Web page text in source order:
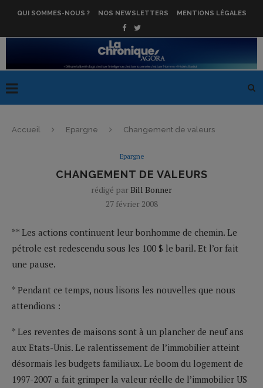
QUI SOMMES-NOUS ? NOS NEWSLETTERS MENTIONS LÉGALES
Accueil Epargne Changement de valeurs
Epargne
CHANGEMENT DE VALEURS
rédigé par Bill Bonner
27 février 2008
** Les actions continuent leur bonhomme de chemin. Le
pétrole est redescendu sous les 100 $ le baril. Et l’or fait
une pause.
* Pendant ce temps, nous lisons les nouvelles que nous
attendions :
* Les reventes de maisons sont à un plancher de neuf ans
aux Etats-Unis. Le ralentissement de l’immobilier atteint
désormais les budgets familiaux. Le boom du logement de
1997-2007 a fait grimper la valeur réelle de l’immobilier US